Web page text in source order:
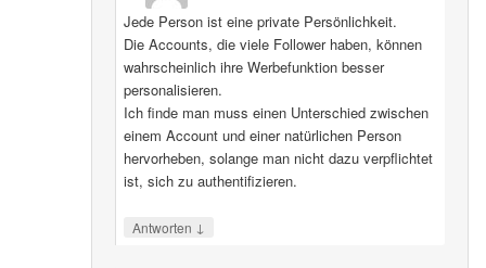
Jede Person ist eine private Persönlichkeit.
Die Accounts, die viele Follower haben, können
wahrscheinlich ihre Werbefunktion besser
personalisieren.
Ich finde man muss einen Unterschied zwischen
einem Account und einer natürlichen Person
hervorheben, solange man nicht dazu verpflichtet
ist, sich zu authentifizieren.
Antworten ↓